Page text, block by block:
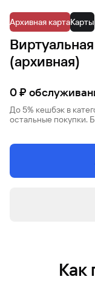
Архивная картаКарты
(архивная)
0 ₽
До 5% кешбэк в
остальные покупки.
Как